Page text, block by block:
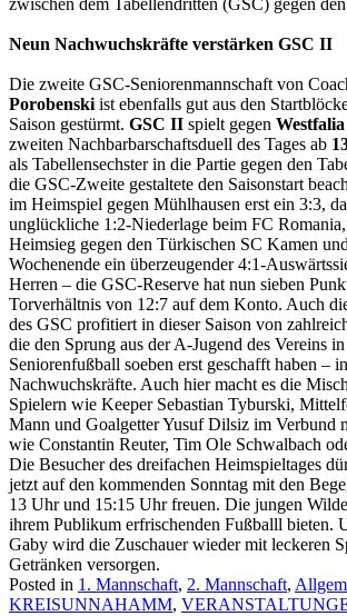
zwischen dem Tabellendritten (GSC) gegen
Neun Nachwuchskräfte verstärken GSC II
Die zweite GSC-Seniorenmannschaft von
Porobenskiist ebenfalls gut aus den
Saison gestürmt. GSC II spielt gegen
zweiten Nachbarbarschaftsduell des Tages ab
als Tabellensechster in die Partie gegen den
die GSC-Zweite gestaltete den Saisonstart
im Heimspiel gegen Mühlhausen erst ein 3:3,
unglückliche 1:2-Niederlage beim FC
Heimsieg gegen den Türkischen SC Kamen
Wochenende ein überzeugender 4:1-
Herren – die GSC-Reserve hat nun sieben
Torverhältnis von 12:7 auf dem Konto. Auch
des GSC profitiert in dieser Saison von
die den Sprung aus der A-Jugend des Vereins
Seniorenfußball soeben erst geschafft haben –
Nachwuchskräfte. Auch hier macht es die
Spielern wie Keeper Sebastian Tyburski,
Mann und Goalgetter Yusuf Dilsiz im Verbund
wie Constantin Reuter, Tim Ole Schwalbach
Die Besucher des dreifachen Heimspieltages
jetzt auf den kommenden Sonntag mit den
13 Uhr und 15:15 Uhr freuen. Die jungen
ihrem Publikum erfrischenden Fußballl bieten.
Gaby wird die Zuschauer wieder mit leckeren
Getränken versorgen.
Posted in 1. Mannschaft, 2. Mannschaft,
KREISUNNAHAMM,